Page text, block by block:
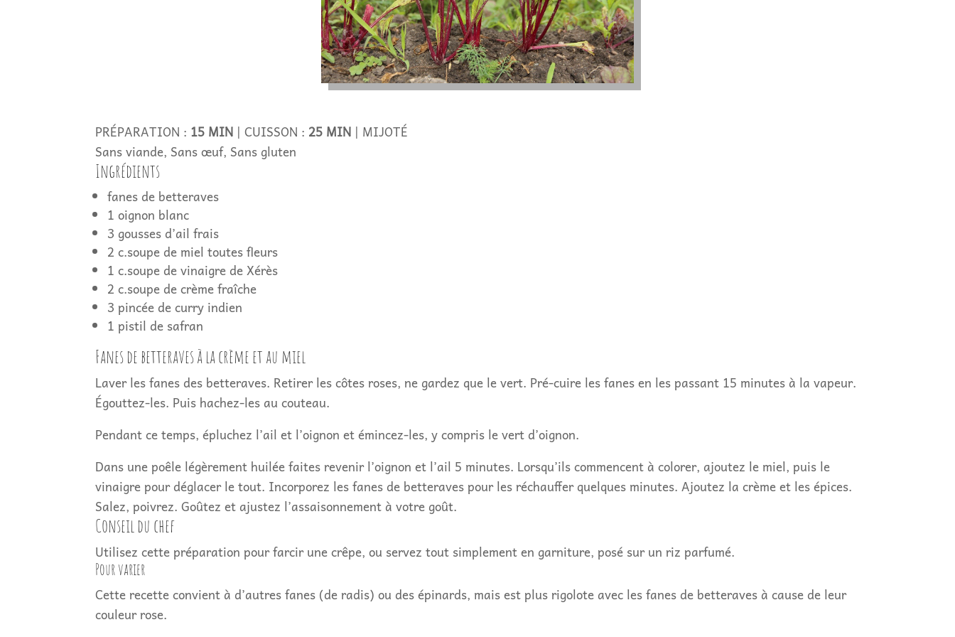
PRÉPARATION : 15 MIN | CUISSON : 25 MIN | MIJOTÉ
Sans viande, Sans œuf, Sans gluten
Ingrédients
fanes de betteraves
1 oignon blanc
3 gousses d’ail frais
2 c.soupe de miel toutes fleurs
1 c.soupe de vinaigre de Xérès
2 c.soupe de crème fraîche
3 pincée de curry indien
1 pistil de safran
Fanes de betteraves à la crème et au miel
Laver les fanes des betteraves. Retirer les côtes roses, ne gardez que le vert. Pré-cuire les fanes en les passant 15 minutes à la vapeur.
Égouttez-les. Puis hachez-les au couteau.
Pendant ce temps, épluchez l’ail et l’oignon et émincez-les, y compris le vert d’oignon.
Dans une poêle légèrement huilée faites revenir l’oignon et l’ail 5 minutes. Lorsqu’ils commencent à colorer, ajoutez le miel, puis le
vinaigre pour déglacer le tout. Incorporez les fanes de betteraves pour les réchauffer quelques minutes. Ajoutez la crème et les épices.
Salez, poivrez. Goûtez et ajustez l’assaisonnement à votre goût.
Conseil du chef
Utilisez cette préparation pour farcir une crêpe, ou servez tout simplement en garniture, posé sur un riz parfumé.
Pour varier
Cette recette convient à d’autres fanes (de radis) ou des épinards, mais est plus rigolote avec les fanes de betteraves à cause de leur
couleur rose.